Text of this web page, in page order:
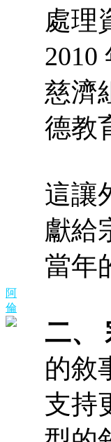
阿
倫
處理
2010
慈濟
德教
這讓
獻給
當年
二、
的敘
支持